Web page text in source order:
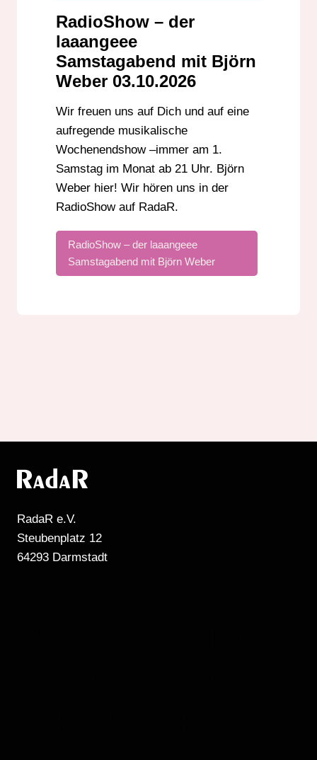
DER LANGE SAMSTAGABEND DJ
EDM EVENTS EVENTTIPPS
KABELRADIO MUSIK MUSIKNEWS
PARTYSHOW POP RADIO
RADIOSHOW RHEINLAND-PFALZ
RUNDFUNK SAMSTAG
STREAM SÜDHESSEN UKW
RadioShow – der
laaangeee
Samstagabend mit Björn
Weber 03.10.2026
Wir freuen uns auf Dich und auf eine
aufregende musikalische
Wochenendshow –immer am 1.
Samstag im Monat ab 21 Uhr. Björn
Weber hier! Wir hören uns in der
RadioShow auf RadaR.
RadioShow – der laaangeee
Samstagabend mit Björn Weber
RadaR e.V.
Steubenplatz 12
64293 Darmstadt